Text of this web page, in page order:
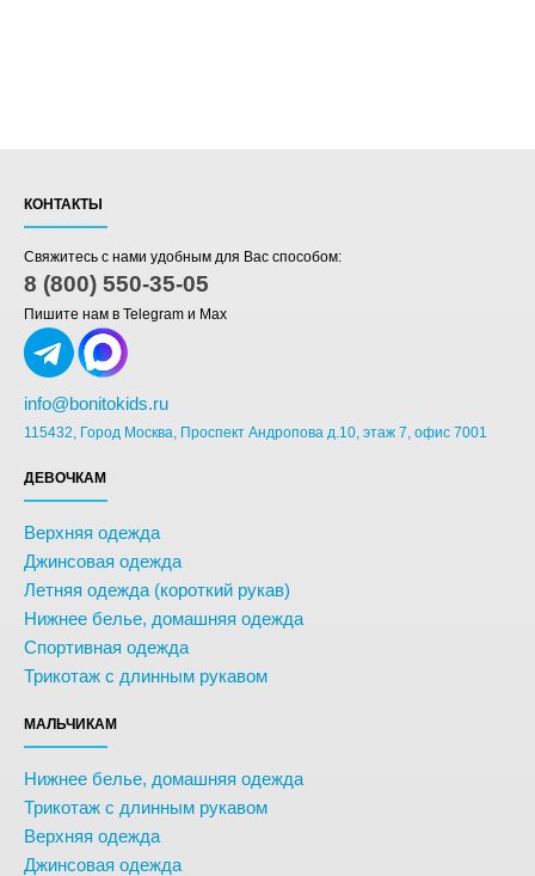
КОНТАКТЫ
Свяжитесь с нами удобным для Вас способом:
8 (800) 550-35-05
Пишите нам в Telegram и Max
info@bonitokids.ru
115432, Город Москва, Проспект Андропова д.10, этаж 7, офис 7001
ДЕВОЧКАМ
Верхняя одежда
Джинсовая одежда
Летняя одежда (короткий рукав)
Нижнее белье, домашняя одежда
Спортивная одежда
Трикотаж с длинным рукавом
МАЛЬЧИКАМ
Нижнее белье, домашняя одежда
Трикотаж с длинным рукавом
Верхняя одежда
Джинсовая одежда